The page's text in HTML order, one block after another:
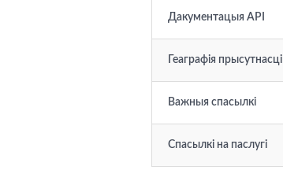
Дакументацыя API
Геаграфія прысутнасці
Важныя спасылкі
Спасылкі на паслугі